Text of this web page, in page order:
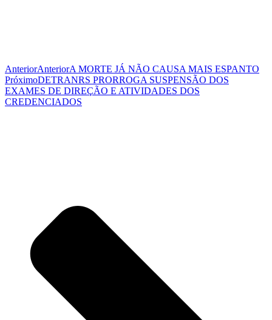
AnteriorAnteriorA MORTE JÁ NÃO CAUSA MAIS ESPANTO
PróximoDETRANRS PRORROGA SUSPENSÃO DOS
EXAMES DE DIREÇÃO E ATIVIDADES DOS
CREDENCIADOS